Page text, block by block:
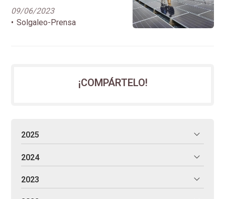
de Ourense
09/06/2023
Solgaleo-Prensa
¡COMPÁRTELO!
2025
2024
2023